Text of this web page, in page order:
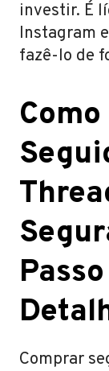
investir. É
Instagram
fazê-lo de
Comprar